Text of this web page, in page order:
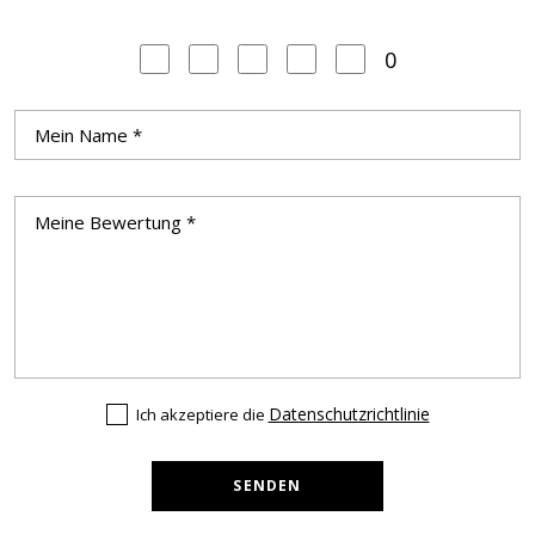
0
Ich akzeptiere die Datenschutzrichtlinie
SENDEN